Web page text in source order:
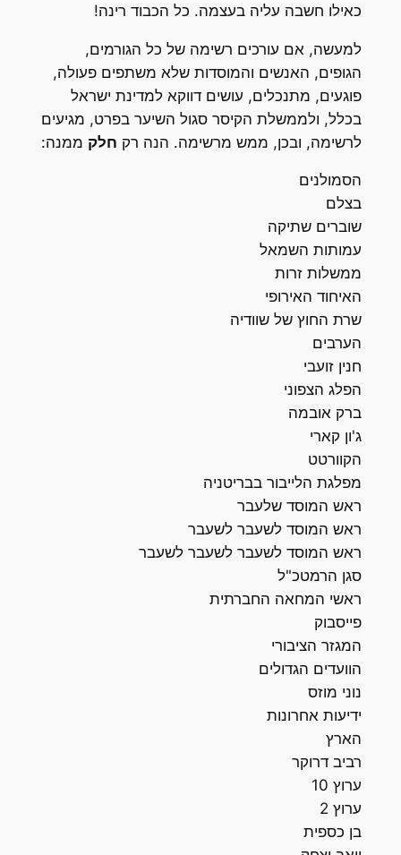
כאילו חשבה עליה בעצמה. כל הכבוד רינה!
למעשה, אם עורכים רשימה של כל הגורמים,
הגופים, האנשים והמוסדות שלא משתפים פעולה,
פוגעים, מתנכלים, עושים דווקא למדינת ישראל
בכלל, ולממשלת הקיסר סגול השיער בפרט, מגיעים
לרשימה, ובכן, ממש מרשימה. הנה רק חלק ממנה:
הסמולנים
בצלם
שוברים שתיקה
עמותות השמאל
ממשלות זרות
האיחוד האירופי
שרת החוץ של שוודיה
הערבים
חנין זועבי
הפלג הצפוני
ברק אובמה
ג'ון קארי
הקוורטט
מפלגת הלייבור בבריטניה
ראש המוסד שלעבר
ראש המוסד לשעבר לשעבר
ראש המוסד לשעבר לשעבר לשעבר
סגן הרמטכ"ל
ראשי המחאה החברתית
פייסבוק
המגזר הציבורי
הוועדים הגדולים
נוני מוזס
ידיעות אחרונות
הארץ
רביב דרוקר
ערוץ 10
ערוץ 2
בן כספית